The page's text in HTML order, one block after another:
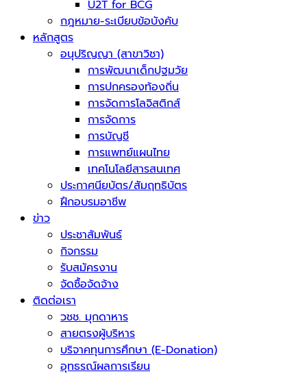
U2T for BCG
กฎหมาย-ระเบียบข้อบังคับ
หลักสูตร
อนุปริญญา (สาขาวิชา)
การพัฒนาเด็กปฐมวัย
การปกครองท้องถิ่น
การจัดการโลจิสติกส์
การจัดการ
การบัญชี
การแพทย์แผนไทย
เทคโนโลยีสารสนเทศ
ประกาศนียบัตร/สัมฤทธิบัตร
ฝึกอบรมอาชีพ
ข่าว
ประชาสัมพันธ์
กิจกรรม
รับสมัครงาน
จัดซื้อจัดจ้าง
ติดต่อเรา
วชช. มุกดาหาร
สายตรงผู้บริหาร
บริจาคทุนการศึกษา (E-Donation)
อุทธรณ์ผลการเรียน